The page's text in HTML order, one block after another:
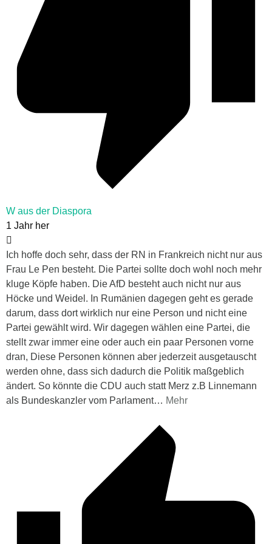
W aus der Diaspora
1 Jahr her
Ich hoffe doch sehr, dass der RN in Frankreich nicht nur aus
Frau Le Pen besteht. Die Partei sollte doch wohl noch mehr
kluge Köpfe haben. Die AfD besteht auch nicht nur aus
Höcke und Weidel. In Rumänien dagegen geht es gerade
darum, dass dort wirklich nur eine Person und nicht eine
Partei gewählt wird. Wir dagegen wählen eine Partei, die
stellt zwar immer eine oder auch ein paar Personen vorne
dran, Diese Personen können aber jederzeit ausgetauscht
werden ohne, dass sich dadurch die Politik maßgeblich
ändert. So könnte die CDU auch statt Merz z.B Linnemann
als Bundeskanzler vom Parlament… Mehr